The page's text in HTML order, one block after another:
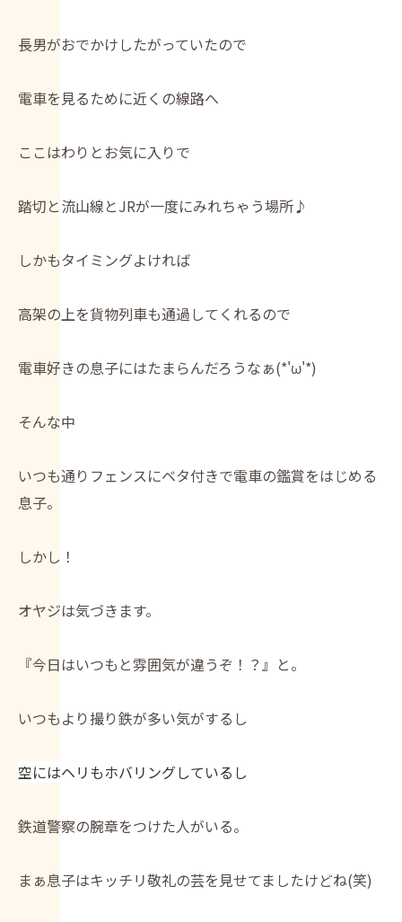
長男がおでかけしたがっていたので
電車を見るために近くの線路へ
ここはわりとお気に入りで
踏切と流山線とJRが一度にみれちゃう場所♪
しかもタイミングよければ
高架の上を貨物列車も通過してくれるので
電車好きの息子にはたまらんだろうなぁ(*'ω'*)
そんな中
いつも通りフェンスにベタ付きで電車の鑑賞をはじめる
息子。
しかし！
オヤジは気づきます。
『今日はいつもと雰囲気が違うぞ！？』と。
いつもより撮り鉄が多い気がするし
空にはヘリもホバリングしているし
鉄道警察の腕章をつけた人がいる。
まぁ息子はキッチリ敬礼の芸を見せてましたけどね(笑)